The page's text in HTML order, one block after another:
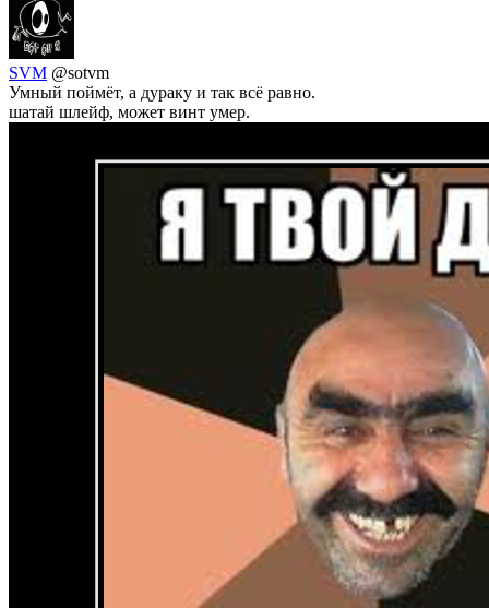
SVM @sotvm
Умный поймёт, а дураку и так всё равно.
шатай шлейф, может винт умер.